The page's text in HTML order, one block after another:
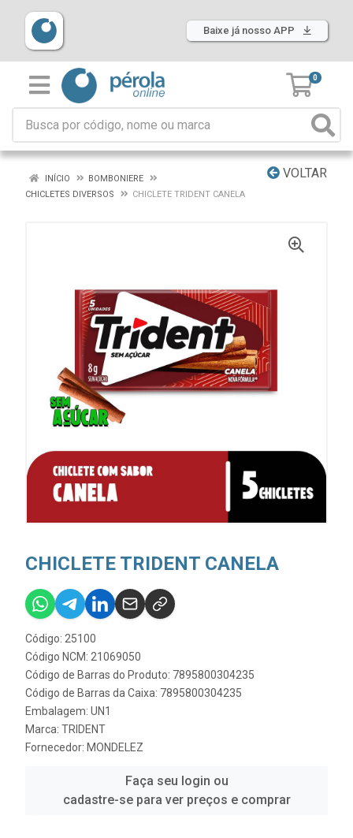
Baixe já nosso APP
0
VOLTAR
INÍCIO
BOMBONIERE
CHICLETES DIVERSOS
CHICLETE TRIDENT CANELA
CHICLETE TRIDENT CANELA
Código: 25100
Código NCM: 21069050
Código de Barras do Produto: 7895800304235
Código de Barras da Caixa: 7895800304235
Embalagem: UN1
Marca: TRIDENT
Fornecedor: MONDELEZ
Faça seu login ou
cadastre-se para ver preços e comprar